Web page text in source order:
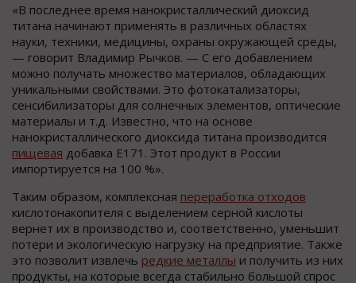
«В последнее время нанокристаллический диоксид
титана начинают применять в различных областях
науки, техники, медицины, охраны окружающей среды,
— говорит Владимир Рычков. — С его добавлением
можно получать множество материалов, обладающих
уникальными свойствами. Это фотокатализаторы,
сенсибилизаторы для солнечных элементов, оптические
материалы и т.д. Известно, что на основе
нанокристаллического диоксида титана производится
пищевая добавка Е171. Этот продукт в России
импортируется на 100 %».
Таким образом, комплексная переработка отходов
кислотонакопителя с выделением серной кислоты
вернет их в производство и, соответственно, уменьшит
потери и экологическую нагрузку на предприятие. Также
это позволит извлечь редкие металлы и получить из них
продукты, на которые всегда стабильно большой спрос